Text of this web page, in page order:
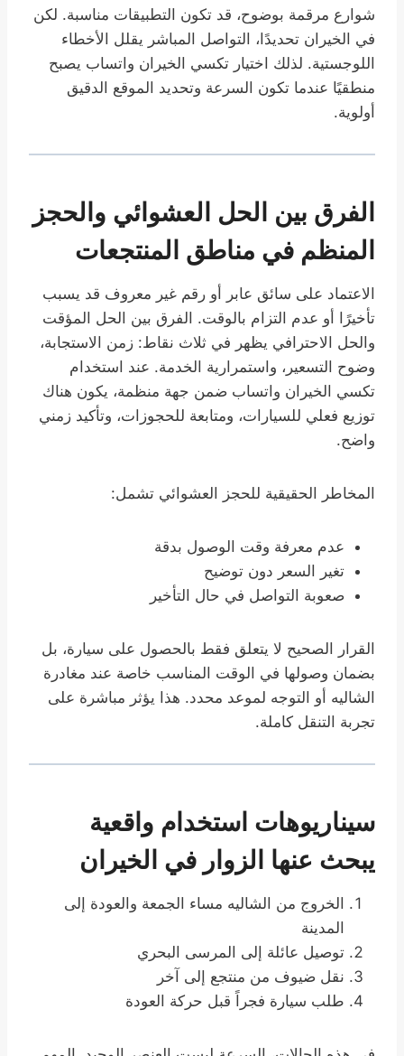
شوارع مرقمة بوضوح، قد تكون التطبيقات مناسبة. لكن
في الخيران تحديدًا، التواصل المباشر يقلل الأخطاء
اللوجستية. لذلك اختيار تكسي الخيران واتساب يصبح
منطقيًا عندما تكون السرعة وتحديد الموقع الدقيق
أولوية.
الفرق بين الحل العشوائي والحجز
المنظم في مناطق المنتجعات
الاعتماد على سائق عابر أو رقم غير معروف قد يسبب
تأخيرًا أو عدم التزام بالوقت. الفرق بين الحل المؤقت
والحل الاحترافي يظهر في ثلاث نقاط: زمن الاستجابة،
وضوح التسعير، واستمرارية الخدمة. عند استخدام
تكسي الخيران واتساب ضمن جهة منظمة، يكون هناك
توزيع فعلي للسيارات، ومتابعة للحجوزات، وتأكيد زمني
واضح.
المخاطر الحقيقية للحجز العشوائي تشمل:
عدم معرفة وقت الوصول بدقة
تغير السعر دون توضيح
صعوبة التواصل في حال التأخير
القرار الصحيح لا يتعلق فقط بالحصول على سيارة، بل
بضمان وصولها في الوقت المناسب خاصة عند مغادرة
الشاليه أو التوجه لموعد محدد. هذا يؤثر مباشرة على
تجربة التنقل كاملة.
سيناريوهات استخدام واقعية
يبحث عنها الزوار في الخيران
الخروج من الشاليه مساء الجمعة والعودة إلى
المدينة
توصيل عائلة إلى المرسى البحري
نقل ضيوف من منتجع إلى آخر
طلب سيارة فجراً قبل حركة العودة